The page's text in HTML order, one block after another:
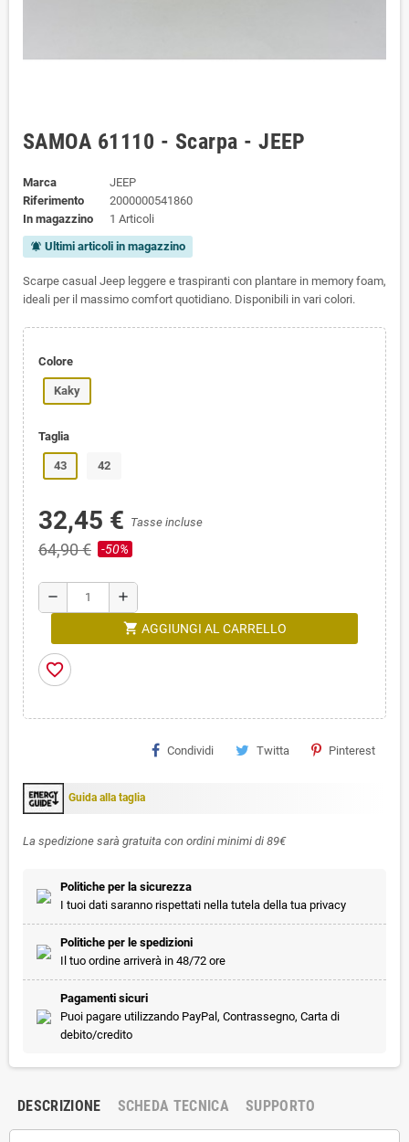
SAMOA 61110 - Scarpa - JEEP
Marca
JEEP
Riferimento
2000000541860
In magazzino
1 Articoli
notifications_active Ultimi articoli in magazzino
Scarpe casual Jeep leggere e traspiranti con plantare in memory foam,
ideali per il massimo comfort quotidiano. Disponibili in vari colori.
Colore
Kaky
Taglia
43 42
32,45 € Tasse incluse
64,90 € -50%
remove add
shopping_cart AGGIUNGI AL CARRELLO
favorite_border
Condividi Twitta Pinterest
Guida alla taglia
La spedizione sarà gratuita con ordini minimi di 89€
Politiche per la sicurezza
I tuoi dati saranno rispettati nella tutela della tua privacy
Politiche per le spedizioni
Il tuo ordine arriverà in 48/72 ore
Pagamenti sicuri
Puoi pagare utilizzando PayPal, Contrassegno, Carta di
debito/credito
DESCRIZIONE SCHEDA TECNICA SUPPORTO